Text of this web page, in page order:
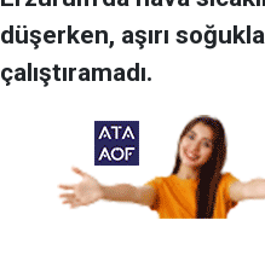
düşerken, aşırı
çalıştıramadı.